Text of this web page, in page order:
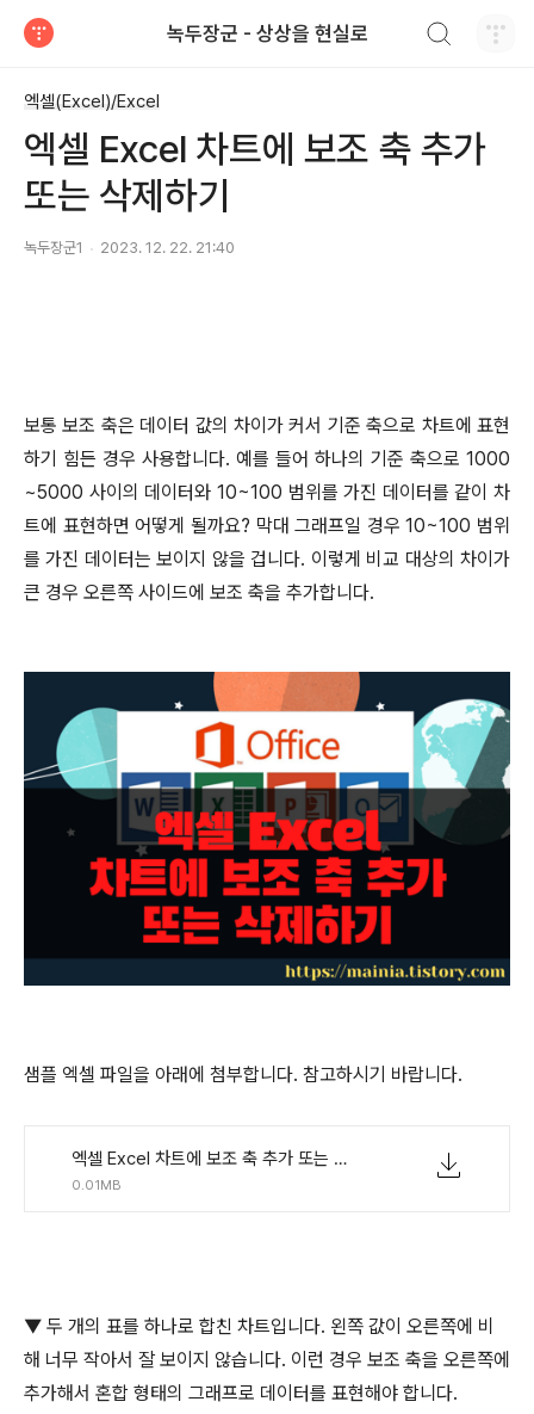
녹두장군 - 상상을 현실로
엑셀(Excel)/Excel
엑셀 Excel 차트에 보조 축 추가
또는 삭제하기
녹두장군1 2023. 12. 22. 21:40
보통 보조 축은 데이터 값의 차이가 커서 기준 축으로 차트에 표현
하기 힘든 경우 사용합니다. 예를 들어 하나의 기준 축으로 1000
~5000 사이의 데이터와 10~100 범위를 가진 데이터를 같이 차
트에 표현하면 어떻게 될까요? 막대 그래프일 경우10~100 범위
를 가진 데이터는 보이지 않을 겁니다. 이렇게 비교 대상의 차이가
큰 경우 오른쪽 사이드에 보조 축을 추가합니다.
샘플 엑셀 파일을 아래에 첨부합니다. 참고하시기 바랍니다.
엑셀 Excel 차트에 보조 축 추가 또는 삭제하기.zip
0.01MB
▼ 두 개의 표를 하나로 합친 차트입니다. 왼쪽 값이 오른쪽에 비
해 너무 작아서 잘 보이지 않습니다. 이런 경우 보조 축을 오른쪽에
추가해서 혼합 형태의 그래프로 데이터를 표현해야 합니다.